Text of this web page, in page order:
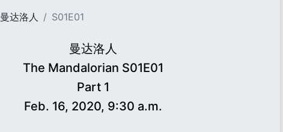
曼达洛人 S01E01
曼达洛人
The Mandalorian S01E01
Part 1
Feb. 16, 2020, 9:30 a.m.